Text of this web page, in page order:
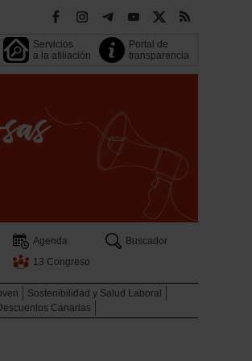
Servicios
a la afiliación
Portal de
transparencia
Agenda
Buscador
13 Congreso
Sostenibilidad y Salud Laboral
Canarias